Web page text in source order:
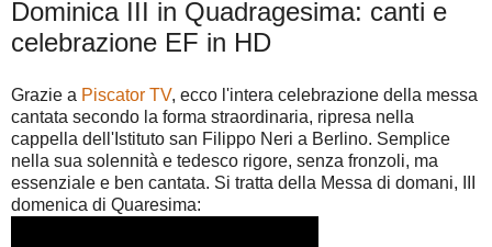
Dominica III in Quadragesima: canti e
celebrazione EF in HD
Grazie a Piscator TV, ecco l'intera celebrazione della messa
cantata secondo la forma straordinaria, ripresa nella
cappella dell'Istituto san Filippo Neri a Berlino. Semplice
nella sua solennità e tedesco rigore, senza fronzoli, ma
essenziale e ben cantata. Si tratta della Messa di domani, III
domenica di Quaresima: